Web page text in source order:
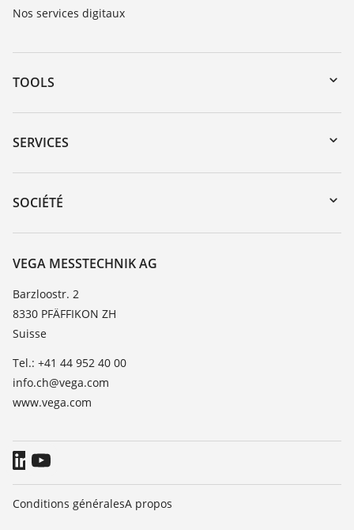
Nos services digitaux
TOOLS
Téléchargements
Recherche par numéro de série
DTM Collection/PACTware
SERVICES
Retour d'appareil
Formations
Liste de compatibilité chimique
TeamViewer
SOCIÉTÉ
À propos de VEGA
Contact
News
Presse
Blog
VEGA MESSTECHNIK AG
Barzloostr. 2
8330 PFÄFFIKON ZH
Suisse
Tel.: +41 44 952 40 00
info.ch@vega.com
www.vega.com
Conditions généralesA propos